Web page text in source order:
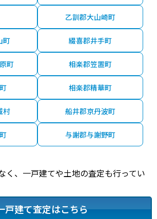
乙訓郡大山崎町
町 綴喜郡井手町
町 相楽郡笠置町
相楽郡精華町
村 船井郡京丹波町
与謝郡与謝野町
く、一戸建てや土地の査定も行ってい
戸建て査定はこちら